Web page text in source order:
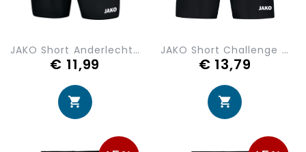
JAKO Short Anderlecht 2.0 4403-08
€ 11,99
JAKO Short Challenge 4421-802
€ 13,79